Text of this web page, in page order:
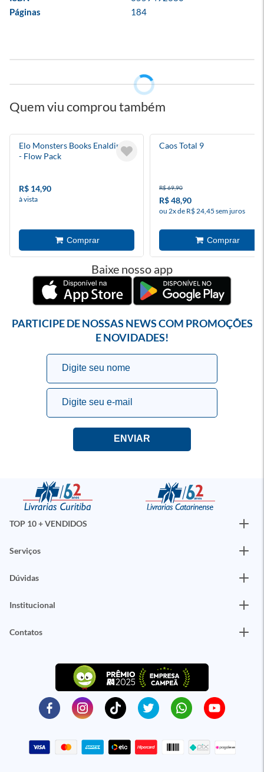
Páginas
184
Quem viu comprou também
Elo Monsters Books Enaldinho
- Flow Pack
R$ 14,90
à vista
Caos Total 9
R$ 69,90
R$ 48,90
ou 2x de R$ 24,45 sem juros
Baixe nosso app
PARTICIPE DE NOSSAS NEWS COM PROMOÇÕES
E NOVIDADES!
TOP 10 + VENDIDOS
Serviços
Dúvidas
Institucional
Contatos